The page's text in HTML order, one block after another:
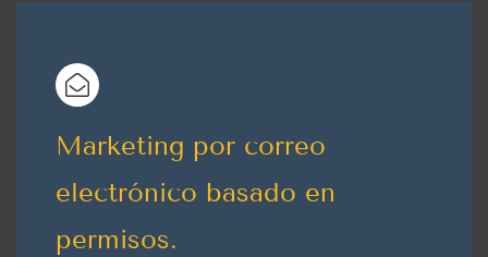
Marketing por correo
electrónico basado en
permisos.